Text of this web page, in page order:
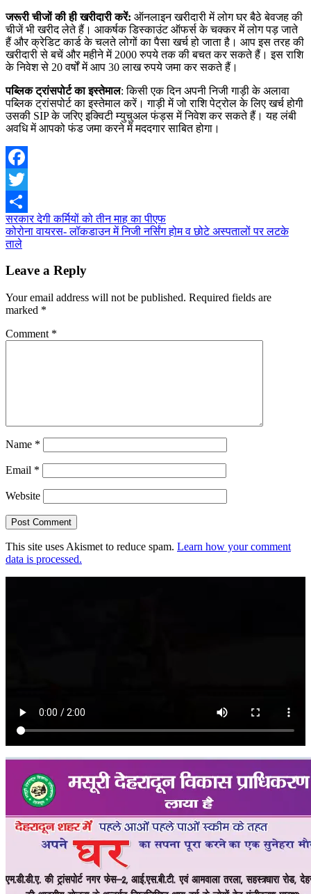
जरूरी चीजों की ही खरीदारी करें: ऑनलाइन खरीदारी में लोग घर बैठे बेवजह की
चीजें भी खरीद लेते हैं। आकर्षक डिस्काउंट ऑफर्स के चक्कर में लोग पड़ जाते
हैं और क्रेडिट कार्ड के चलते लोगों का पैसा खर्च हो जाता है। आप इस तरह की
खरीदारी से बचें और महीने में 2000 रुपये तक की बचत कर सकते हैं। इस राशि
के निवेश से 20 वर्षों में आप 30 लाख रुपये जमा कर सकते हैं।
पब्लिक ट्रांसपोर्ट का इस्तेमाल: किसी एक दिन अपनी निजी गाड़ी के अलावा
पब्लिक ट्रांसपोर्ट का इस्तेमाल करें। गाड़ी में जो राशि पेट्रोल के लिए खर्च होगी
उसकी SIP के जरिए इक्विटी म्युचुअल फंड्स में निवेश कर सकते हैं। यह लंबी
अवधि में आपको फंड जमा करने में मददगार साबित होगा।
Facebook
Twitter
Share
Post
navigation
सरकार देगी कर्मियों को तीन माह का पीएफ
कोरोना वायरस- लॉकडाउन में निजी नर्सिंग होम व छोटे अस्पतालों पर लटके
ताले
Leave a Reply
Your email address will not be published. Required fields are
marked *
Comment *
Name *
Email *
Website
This site uses Akismet to reduce spam. Learn how your comment
data is processed.